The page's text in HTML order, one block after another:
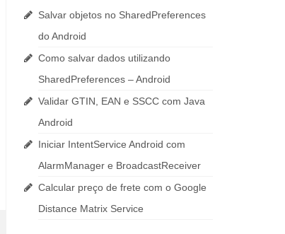
Salvar objetos no SharedPreferences
do Android
Como salvar dados utilizando
SharedPreferences – Android
Validar GTIN, EAN e SSCC com Java
Android
Iniciar IntentService Android com
AlarmManager e BroadcastReceiver
Calcular preço de frete com o Google
Distance Matrix Service